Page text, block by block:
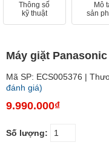
Thông số
kỹ thuật
Mô
sản
Máy giặt
Mã SP: ECS005376 |
đánh giá)
9.990.000₫
Số lượng: